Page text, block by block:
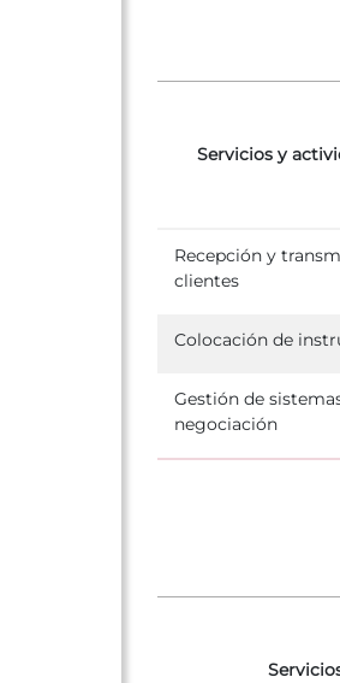
Servicios y
Recepción y
clientes
Colocación de
Gestión de
negociación